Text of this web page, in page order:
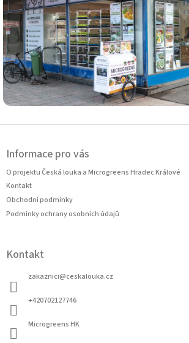
Z
Informace pro vás
O projektu Česká louka a Microgreens Hradec Králové
Kontakt
Obchodní podmínky
Podmínky ochrany osobních údajů
Kontakt
zakaznici@ceskalouka.cz
+420702127746
Microgreens HK